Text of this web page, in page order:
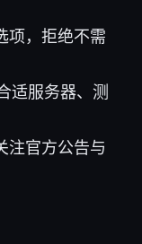
项，拒绝不需
适服务器、测
注官方公告与